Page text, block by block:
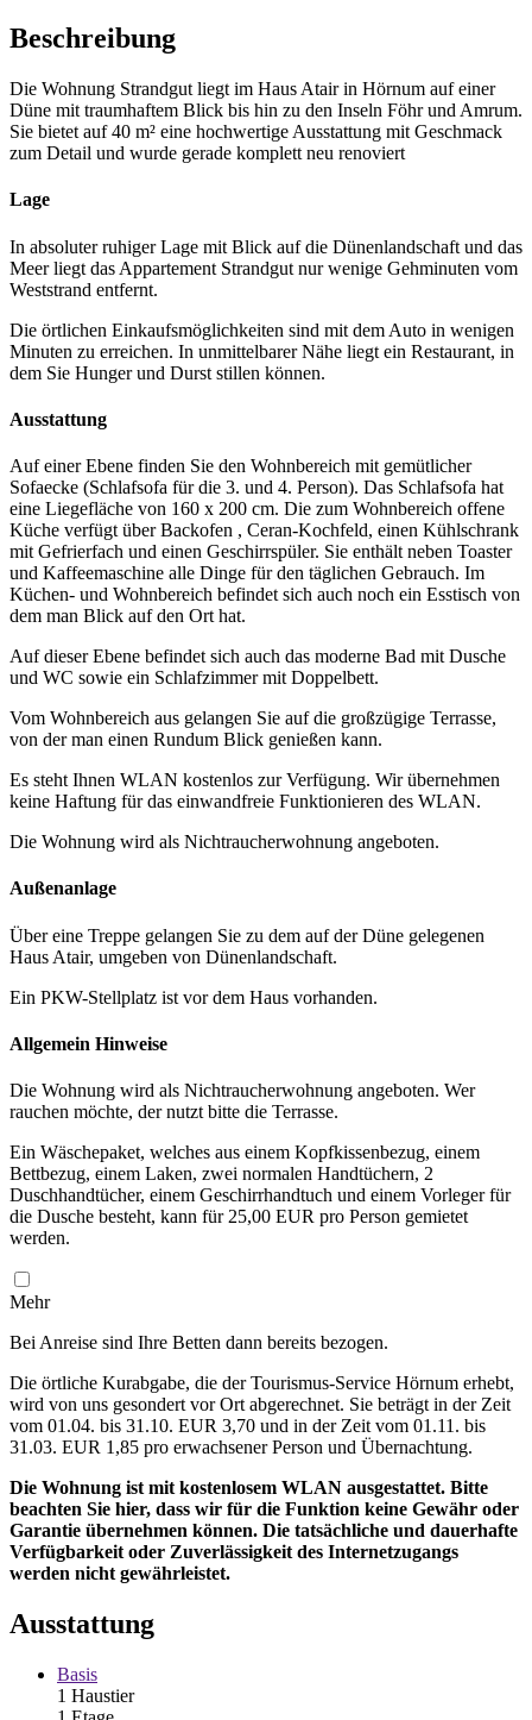
Beschreibung
Die Wohnung Strandgut liegt im Haus Atair in Hörnum auf einer
Düne mit traumhaftem Blick bis hin zu den Inseln Föhr und Amrum.
Sie bietet auf 40 m² eine hochwertige Ausstattung mit Geschmack
zum Detail und wurde gerade komplett neu renoviert
Lage
In absoluter ruhiger Lage mit Blick auf die Dünenlandschaft und das
Meer liegt das Appartement Strandgut nur wenige Gehminuten vom
Weststrand entfernt.
Die örtlichen Einkaufsmöglichkeiten sind mit dem Auto in wenigen
Minuten zu erreichen. In unmittelbarer Nähe liegt ein Restaurant, in
dem Sie Hunger und Durst stillen können.
Ausstattung
Auf einer Ebene finden Sie den Wohnbereich mit gemütlicher
Sofaecke (Schlafsofa für die 3. und 4. Person). Das Schlafsofa hat
eine Liegefläche von 160 x 200 cm. Die zum Wohnbereich offene
Küche verfügt über Backofen , Ceran-Kochfeld, einen Kühlschrank
mit Gefrierfach und einen Geschirrspüler. Sie enthält neben Toaster
und Kaffeemaschine alle Dinge für den täglichen Gebrauch. Im
Küchen- und Wohnbereich befindet sich auch noch ein Esstisch von
dem man Blick auf den Ort hat.
Auf dieser Ebene befindet sich auch das moderne Bad mit Dusche
und WC sowie ein Schlafzimmer mit Doppelbett.
Vom Wohnbereich aus gelangen Sie auf die großzügige Terrasse,
von der man einen Rundum Blick genießen kann.
Es steht Ihnen WLAN kostenlos zur Verfügung. Wir übernehmen
keine Haftung für das einwandfreie Funktionieren des WLAN.
Die Wohnung wird als Nichtraucherwohnung angeboten.
Außenanlage
Über eine Treppe gelangen Sie zu dem auf der Düne gelegenen
Haus Atair, umgeben von Dünenlandschaft.
Ein PKW-Stellplatz ist vor dem Haus vorhanden.
Allgemein Hinweise
Die Wohnung wird als Nichtraucherwohnung angeboten. Wer
rauchen möchte, der nutzt bitte die Terrasse.
Ein Wäschepaket, welches aus einem Kopfkissenbezug, einem
Bettbezug, einem Laken, zwei normalen Handtüchern, 2
Duschhandtücher, einem Geschirrhandtuch und einem Vorleger für
die Dusche besteht, kann für 25,00 EUR pro Person gemietet
werden.
Mehr
Bei Anreise sind Ihre Betten dann bereits bezogen.
Die örtliche Kurabgabe, die der Tourismus-Service Hörnum erhebt,
wird von uns gesondert vor Ort abgerechnet. Sie beträgt in der Zeit
vom 01.04. bis 31.10. EUR 3,70 und in der Zeit vom 01.11. bis
31.03. EUR 1,85 pro erwachsener Person und Übernachtung.
Die Wohnung ist mit kostenlosem WLAN ausgestattet. Bitte
beachten Sie hier, dass wir für die Funktion keine Gewähr oder
Garantie übernehmen können. Die tatsächliche und dauerhafte
Verfügbarkeit oder Zuverlässigkeit des Internetzugangs
werden nicht gewährleistet.
Ausstattung
Basis
1 Haustier